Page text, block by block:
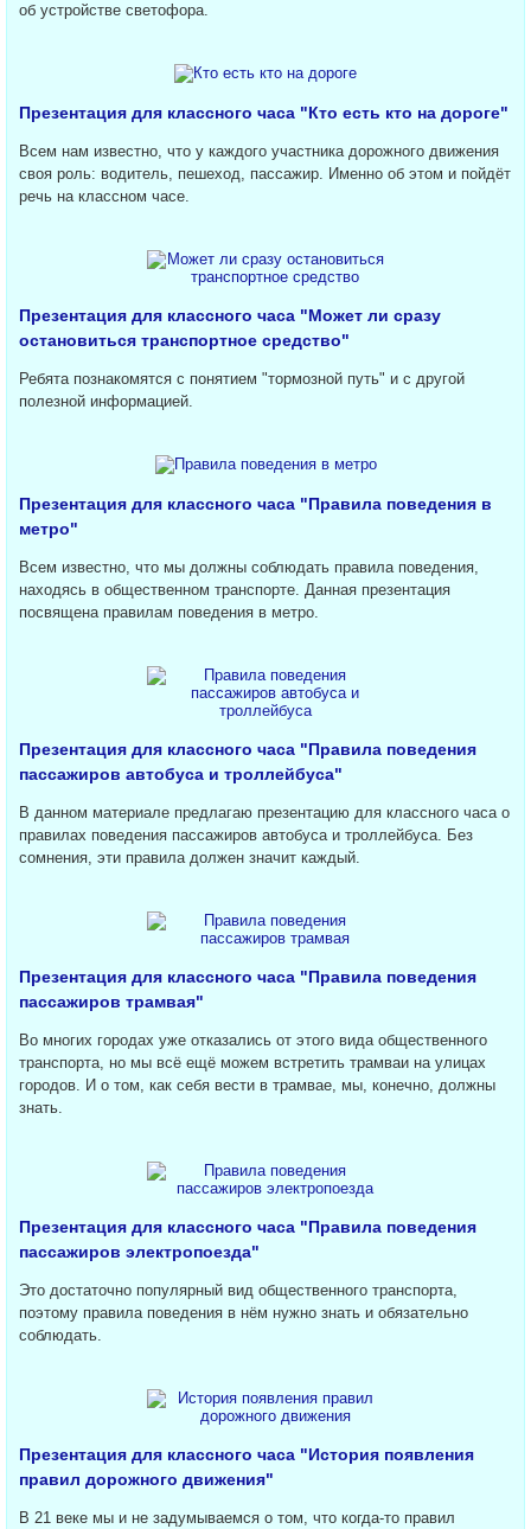
об устройстве светофора.
Презентация для классного часа "Кто есть кто на дороге"
Всем нам известно, что у каждого участника дорожного движения
своя роль: водитель, пешеход, пассажир. Именно об этом и пойдёт
речь на классном часе.
Презентация для классного часа "Может ли сразу
остановиться транспортное средство"
Ребята познакомятся с понятием "тормозной путь" и с другой
полезной информацией.
Презентация для классного часа "Правила поведения в
метро"
Всем известно, что мы должны соблюдать правила поведения,
находясь в общественном транспорте. Данная презентация
посвящена правилам поведения в метро.
Презентация для классного часа "Правила поведения
пассажиров автобуса и троллейбуса"
В данном материале предлагаю презентацию для классного часа о
правилах поведения пассажиров автобуса и троллейбуса. Без
сомнения, эти правила должен значит каждый.
Презентация для классного часа "Правила поведения
пассажиров трамвая"
Во многих городах уже отказались от этого вида общественного
транспорта, но мы всё ещё можем встретить трамваи на улицах
городов. И о том, как себя вести в трамвае, мы, конечно, должны
знать.
Презентация для классного часа "Правила поведения
пассажиров электропоезда"
Это достаточно популярный вид общественного транспорта,
поэтому правила поведения в нём нужно знать и обязательно
соблюдать.
Презентация для классного часа "История появления
правил дорожного движения"
В 21 веке мы и не задумываемся о том, что когда-то правил